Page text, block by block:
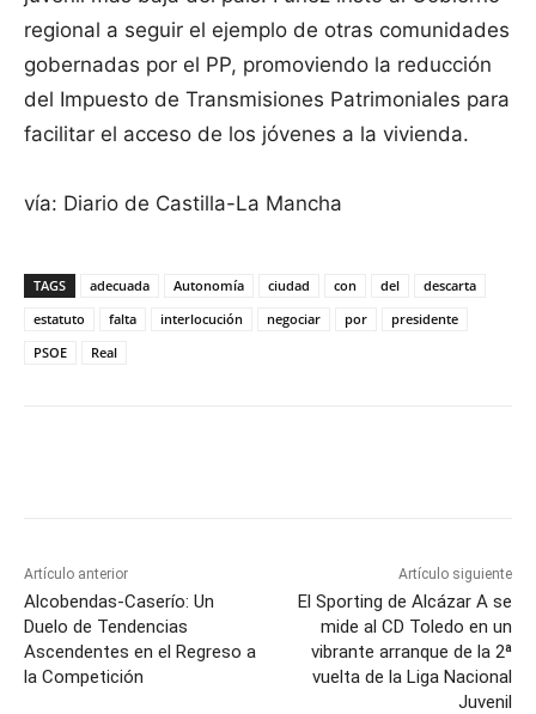
regional a seguir el ejemplo de otras comunidades
gobernadas por el PP, promoviendo la reducción
del Impuesto de Transmisiones Patrimoniales para
facilitar el acceso de los jóvenes a la vivienda.
vía: Diario de Castilla-La Mancha
TAGS adecuada Autonomía ciudad con del
descarta
estatuto
falta interlocución negociar por
presidente
PSOE
Real
Artículo anterior
Alcobendas-Caserío: Un
Duelo de Tendencias
Ascendentes en el Regreso a
la Competición
Artículo siguiente
El Sporting de Alcázar A se
mide al CD Toledo en un
vibrante arranque de la 2ª
vuelta de la Liga Nacional
Juvenil